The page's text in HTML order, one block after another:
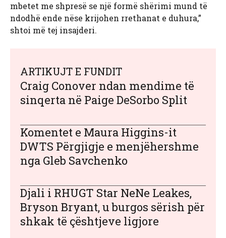
mbetet me shpresë se një formë shërimi mund të
ndodhë ende nëse krijohen rrethanat e duhura,”
shtoi më tej insajderi.
ARTIKUJT E FUNDIT
Craig Conover ndan mendime të
sinqerta në Paige DeSorbo Split
Komentet e Maura Higgins-it
DWTS Përgjigje e menjëhershme
nga Gleb Savchenko
Djali i RHUGT Star NeNe Leakes,
Bryson Bryant, u burgos sërish për
shkak të çështjeve ligjore